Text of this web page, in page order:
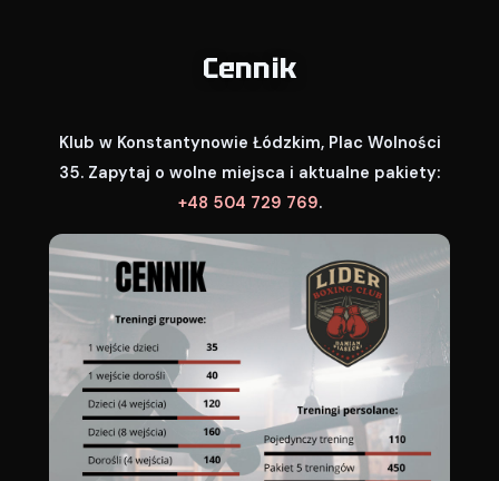
Cennik
Klub w Konstantynowie Łódzkim, Plac Wolności
35. Zapytaj o wolne miejsca i aktualne pakiety:
+48 504 729 769.